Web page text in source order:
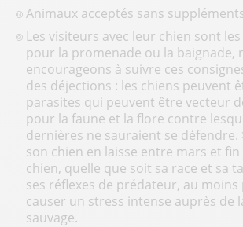
Animaux acceptés sans
Les visiteurs avec leur chien sont
pour la promenade ou la baignade,
encourageons à suivre ces
des déjections : les chiens peuvent
parasites qui peuvent être vecteur
pour la faune et la flore contre
dernières ne sauraient se
son chien en laisse entre mars et
chien, quelle que soit sa race et sa
ses réflexes de prédateur, au
causer un stress intense auprès de
sauvage.